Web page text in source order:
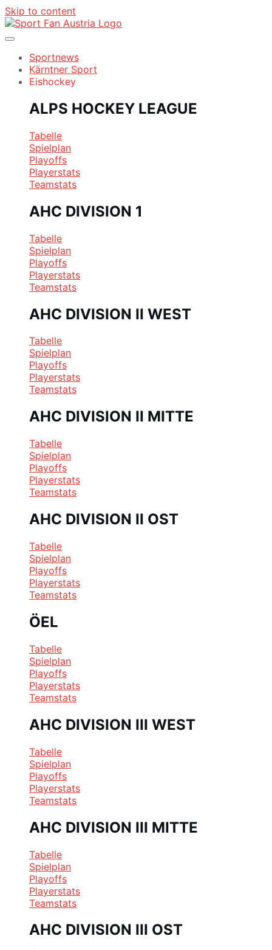
Skip to content
Sportnews
Kärntner Sport
Eishockey
ALPS HOCKEY LEAGUE
Tabelle
Spielplan
Playoffs
Playerstats
Teamstats
AHC DIVISION 1
Tabelle
Spielplan
Playoffs
Playerstats
Teamstats
AHC DIVISION II WEST
Tabelle
Spielplan
Playoffs
Playerstats
Teamstats
AHC DIVISION II MITTE
Tabelle
Spielplan
Playoffs
Playerstats
Teamstats
AHC DIVISION II OST
Tabelle
Spielplan
Playoffs
Playerstats
Teamstats
ÖEL
Tabelle
Spielplan
Playoffs
Playerstats
Teamstats
AHC DIVISION III WEST
Tabelle
Spielplan
Playoffs
Playerstats
Teamstats
AHC DIVISION III MITTE
Tabelle
Spielplan
Playoffs
Playerstats
Teamstats
AHC DIVISION III OST